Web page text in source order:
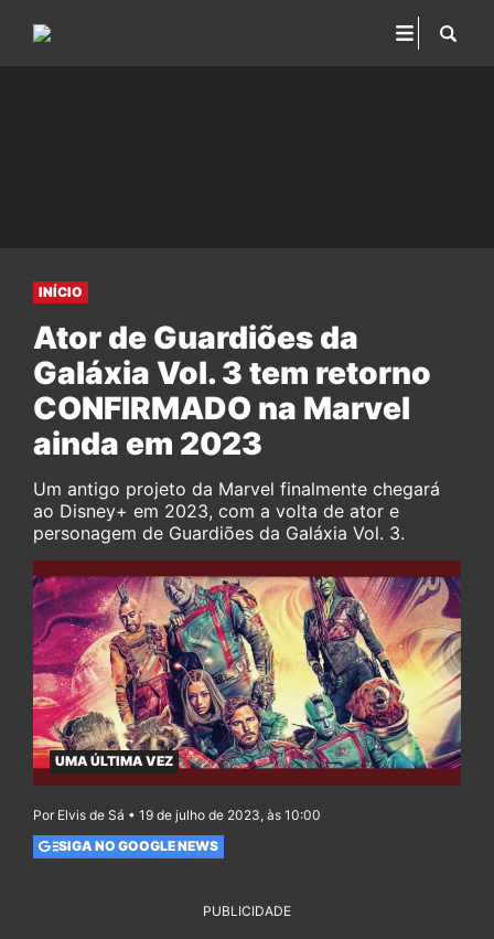
INÍCIO
Ator de Guardiões da
Galáxia Vol. 3 tem retorno
CONFIRMADO na Marvel
ainda em 2023
Um antigo projeto da Marvel finalmente chegará
ao Disney+ em 2023, com a volta de ator e
personagem de Guardiões da Galáxia Vol. 3.
UMA ÚLTIMA VEZ
Por Elvis de Sá • 19 de julho de 2023, às 10:00
SIGA NO GOOGLE NEWS
PUBLICIDADE